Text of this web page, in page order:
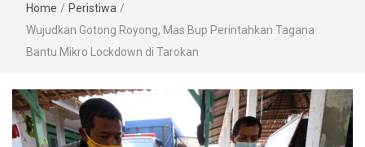
Home / Peristiwa /
Wujudkan Gotong Royong, Mas Bup Perintahkan Tagana
Bantu Mikro Lockdown di Tarokan